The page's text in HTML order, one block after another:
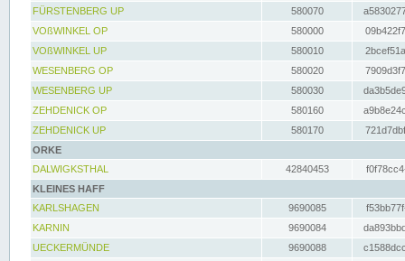
FÜRSTENBERG UP
580070
VOßWINKEL OP
580000
VOßWINKEL UP
580010
WESENBERG OP
580020
WESENBERG UP
580030
ZEHDENICK OP
580160
ZEHDENICK UP
580170
ORKE
DALWIGKSTHAL
42840453
KLEINES HAFF
KARLSHAGEN
9690085
KARNIN
9690084
UECKERMÜNDE
9690088